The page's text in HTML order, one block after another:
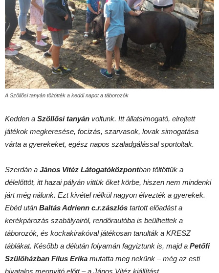
A Szöllősi tanyán töltötték a keddi napot a táborozók
Kedden a Szöllősi tanyán voltunk. Itt állatsimogató, elrejtett
játékok megkeresése, focizás, szarvasok, lovak simogatása
várta a gyerekeket, egész napos szaladgálással sportoltak.
Szerdán a János Vitéz Látogatóközpontban töltöttük a
délelőttöt, itt hazai pályán vittük őket körbe, hiszen nem mindenki
járt még nálunk. Ezt kivétel nélkül nagyon élvezték a gyerekek.
Ebéd után Baltás Adrienn c.r.zászlós tartott előadást a
kerékpározás szabályairól, rendőrautóba is beülhettek a
táborozók, és kockakirakóval játékosan tanulták a KRESZ
táblákat. Később a délután folyamán fagyiztunk is, majd a Petőfi
Szülőházban Filus Erika mutatta meg nekünk – még az esti
hivatalos megnyitó előtt – a János Vitéz kiállítást.